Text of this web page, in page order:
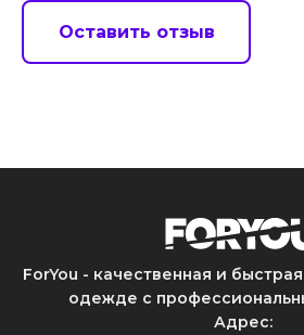
Оставить отзыв
ForYou - качественная и
одежде с
Адрес: